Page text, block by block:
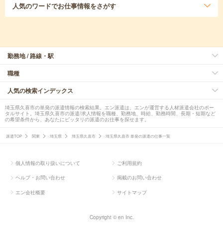
人気のワードでお仕事情報をさがす
勤務地 / 路線・駅
職種
人気の検索インデックス
埼玉県久喜市の単発の派遣情報の検索結果。エン派遣は、エンが運営する人材派遣会社のポー
タルサイト。埼玉県久喜市の派遣/求人情報を職種、勤務地、時給、勤務時間、長期・短期など
の希望条件から、あなたにピッタリの派遣のお仕事を探せます。
派遣TOP 関東 埼玉県 埼玉県久喜市 埼玉県久喜市 単発の派遣の仕事一覧
個人情報の取り扱いについて ご利用規約
ヘルプ・お問い合わせ 掲載のお問い合わせ
エン会社概要 サイトマップ
Copyright © en Inc.